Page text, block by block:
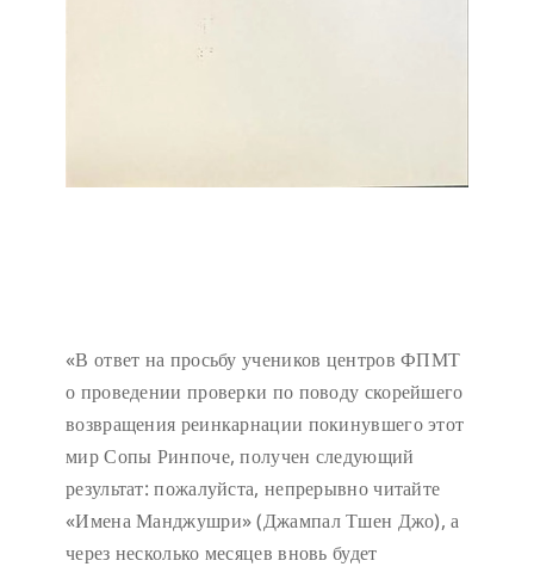
«В ответ на просьбу учеников центров ФПМТ
о проведении проверки по поводу скорейшего
возвращения реинкарнации покинувшего этот
мир Сопы Ринпоче, получен следующий
результат: пожалуйста, непрерывно читайте
«Имена Манджушри» (Джампал Тшен Джо), а
через несколько месяцев вновь будет